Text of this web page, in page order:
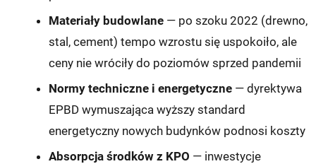
Materiały budowlane — po szoku 2022 (drewno,
stal, cement) tempo wzrostu się uspokoiło, ale
ceny nie wróciły do poziomów sprzed pandemii
Normy techniczne i energetyczne — dyrektywa
EPBD wymuszająca wyższy standard
energetyczny nowych budynków podnosi koszty
Absorpcja środków z KPO — inwestycje